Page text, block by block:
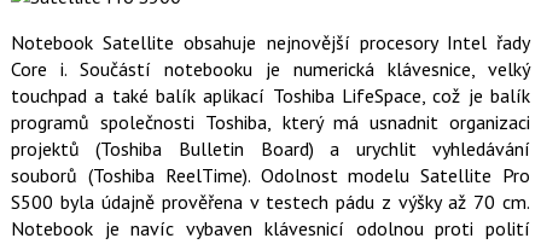
Notebook Satellite obsahuje nejnovější procesory Intel řady
Core i. Součástí notebooku je numerická klávesnice, velký
touchpad a také balík aplikací Toshiba LifeSpace, což je balík
programů společnosti Toshiba, který má usnadnit organizaci
projektů (Toshiba Bulletin Board) a urychlit vyhledávání
souborů (Toshiba ReelTime). Odolnost modelu Satellite Pro
S500 byla údajně prověřena v testech pádu z výšky až 70 cm.
Notebook je navíc vybaven klávesnicí odolnou proti polití